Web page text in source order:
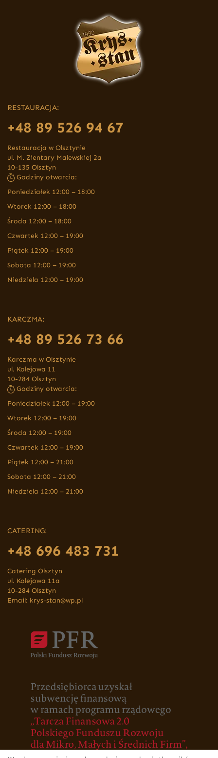
RESTAURACJA:
+48 89 526 94 67
Restauracja w Olsztynie
ul. M. Zientary Malewskiej 2a
10-135 Olsztyn
Godziny otwarcia:
Poniedziałek 12:00 – 18:00
Wtorek 12:00 – 18:00
Środa 12:00 – 18:00
Czwartek 12:00 – 19:00
Piątek 12:00 – 19:00
Sobota 12:00 – 19:00
Niedziela 12:00 – 19:00
KARCZMA:
+48 89 526 73 66
Karczma w Olsztynie
ul. Kolejowa 11
10-284 Olsztyn
Godziny otwarcia:
Poniedziałek 12:00 – 19:00
Wtorek 12:00 – 19:00
Środa 12:00 – 19:00
Czwartek 12:00 – 19:00
Piątek 12:00 – 21:00
Sobota 12:00 – 21:00
Niedziela 12:00 – 21:00
CATERING:
+48 696 483 731
Catering Olsztyn
ul. Kolejowa 11a
10-284 Olsztyn
Email: krys-stan@wp.pl